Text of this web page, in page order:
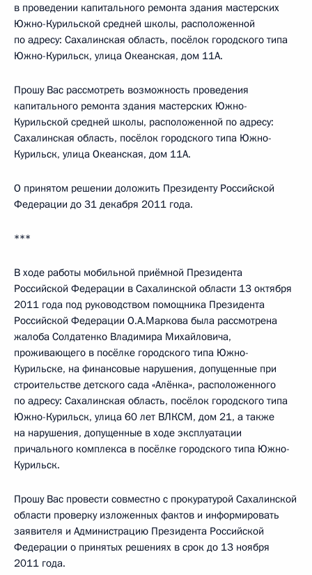
в проведении капитального ремонта здания мастерских
Южно-Курильской средней школы, расположенной
по адресу: Сахалинская область, посёлок городского типа
Южно-Курильск, улица Океанская, дом 11А.
Прошу Вас рассмотреть возможность проведения
капитального ремонта здания мастерских Южно-
Курильской средней школы, расположенной по адресу:
Сахалинская область, посёлок городского типа Южно-
Курильск, улица Океанская, дом 11А.
О принятом решении доложить Президенту Российской
Федерации до 31 декабря 2011 года.
***
В ходе работы мобильной приёмной Президента
Российской Федерации в Сахалинской области 13 октября
2011 года под руководством помощника Президента
Российской Федерации О.А.Маркова была рассмотрена
жалоба Солдатенко Владимира Михайловича,
проживающего в посёлке городского типа Южно-
Курильске, на финансовые нарушения, допущенные при
строительстве детского сада «Алёнка», расположенного
по адресу: Сахалинская область, посёлок городского типа
Южно-Курильск, улица 60 лет ВЛКСМ, дом 21, а также
на нарушения, допущенные в ходе эксплуатации
причального комплекса в посёлке городского типа Южно-
Курильск.
Прошу Вас провести совместно с прокуратурой Сахалинской
области проверку изложенных фактов и информировать
заявителя и Администрацию Президента Российской
Федерации о принятых решениях в срок до 13 ноября
2011 года.